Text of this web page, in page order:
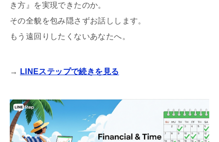
き方』を実現できたのか。
その全貌を包み隠さずお話しします。
もう遠回りしたくないあなたへ。
→ LINEステップで続きを見る